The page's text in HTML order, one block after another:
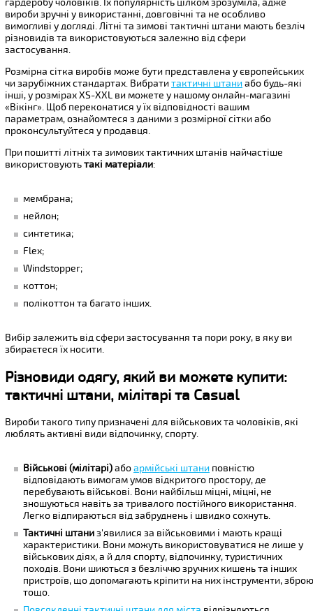
гардеробу чоловіків. Їх популярність цілком зрозуміла, адже
вироби зручні у використанні, довговічні та не особливо
вимогливі у догляді. Літні та зимові тактичні штани мають безліч
різновидів та використовуються залежно від сфери
застосування.
Розмірна сітка виробів може бути представлена ​​у європейських
чи зарубіжних стандартах. Вибратитактичні штаниабо будь-які
інші, у розмірах XS-XXL ви можете у нашому онлайн-магазині
«Вікінг». Щоб переконатися у їх відповідності вашим
параметрам, ознайомтеся з даними з розмірної сітки або
проконсультуйтеся у продавця.
При пошитті літніх та зимових тактичних штанів найчастіше
використовуютьтакі матеріали:
мембрана;
нейлон;
синтетика;
Flex;
Windstopper;
коттон;
полікоттон та багато інших.
Вибір залежить від сфери застосування та пори року, в яку ви
збираєтеся їх носити.
Різновиди одягу, який ви можете купити:
тактичні штани, мілітарі та Casual
Вироби такого типу призначені для військових та чоловіків, які
люблять активні види відпочинку, спорту.
Військові (мілітарі)абоармійські штани повністю
відповідають вимогам умов відкритого простору, де
перебувають військові. Вони найбільш міцні, міцні, не
зношуються навіть за тривалого постійного використання.
Легко відпираються від забруднень і швидко сохнуть.
Тактичні штаниз'явилися за військовими і мають кращі
характеристики. Вони можуть використовуватися не лише у
військових діях, а й для спорту, відпочинку, туристичних
походів. Вони шиються з безліччю зручних кишень та інших
пристроїв, що допомагають кріпити на них інструменти,
тощо.